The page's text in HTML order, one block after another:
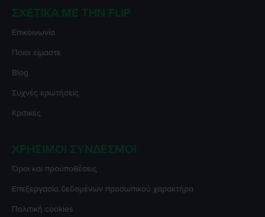
ΣΧΕΤΙΚΆ ΜΕ ΤΗΝ FLIP
Επικοινωνία
Ποιοι είμαστε
Blog
Συχνές ερωτήσεις
Κριτικές
ΧΡΉΣΙΜΟΙ ΣΎΝΔΕΣΜΟΙ
Όροι και προϋποθέσεις
Επεξεργασία δεδομένων προσωπικού χαρακτήρα
Πολιτική cookies